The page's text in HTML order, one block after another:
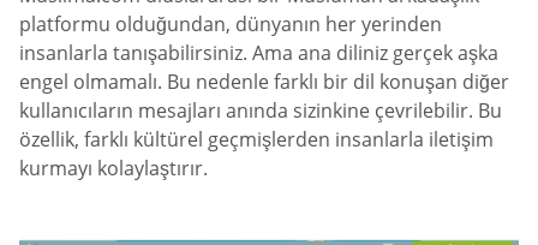
platformu olduğundan, dünyanın her yerinden
insanlarla tanışabilirsiniz. Ama ana diliniz gerçek aşka
engel olmamalı. Bu nedenle farklı bir dil konuşan diğer
kullanıcıların mesajları anında sizinkine çevrilebilir. Bu
özellik, farklı kültürel geçmişlerden insanlarla iletişim
kurmayı kolaylaştırır.